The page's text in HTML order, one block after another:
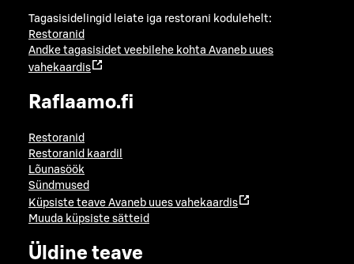
Tagasisidelingid leiate iga restorani kodulehelt:
Restoranid
Andke tagasisidet veebilehe kohta Avaneb uues
vahekaardis
Raflaamo.fi
Restoranid
Restoranid kaardil
Lõunasöök
Sündmused
Küpsiste teave Avaneb uues vahekaardis
Muuda küpsiste sätteid
Üldine teave